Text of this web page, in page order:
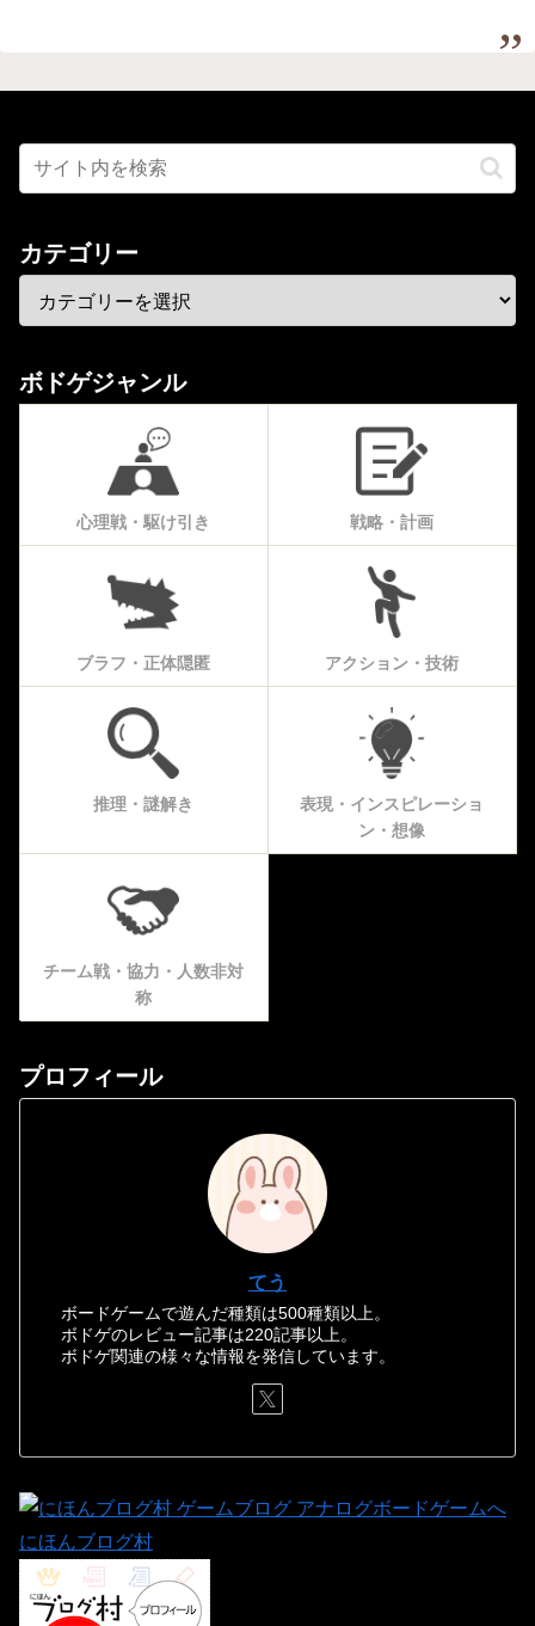
カテゴリー
ボドゲジャンル
心理戦・駆け引き 戦略・計画
ブラフ・正体隠匿 アクション・技術
推理・謎解き
表現・インスピレーショ
ン・想像
チーム戦・協力・人数非対
称
プロフィール
てう
ボードゲームで遊んだ種類は500種類以上。
ボドゲのレビュー記事は220記事以上。
ボドゲ関連の様々な情報を発信しています。
にほんブログ村